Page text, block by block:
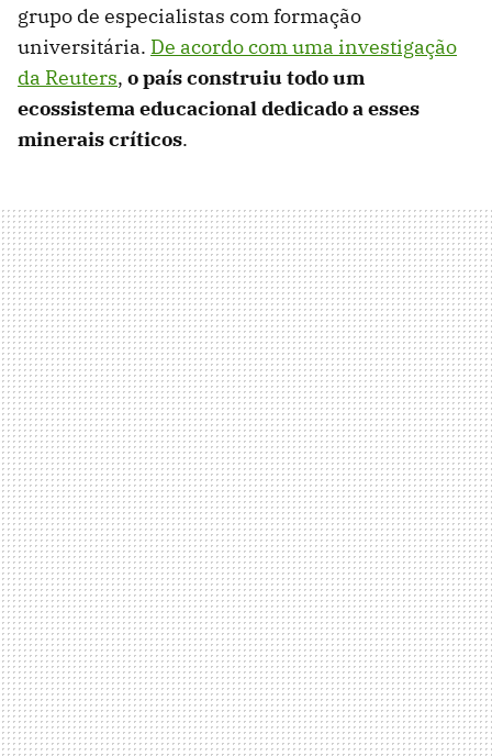
grupo de especialistas com formação
universitária. De acordo com uma investigação
da Reuters, o país construiu todo um
ecossistema educacional dedicado a esses
minerais críticos.